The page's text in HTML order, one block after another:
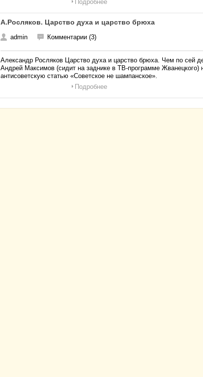
Подробнее
А.Росляков. Царство духа и царство брюха
admin Комментарии (3)
Александр Росляков Царство духа и царство брюха. Чем по
Андрей Максимов (сидит на заднике в ТВ-программе Жванецкого)
антисоветскую статью «Советское не шампанское».
Подробнее